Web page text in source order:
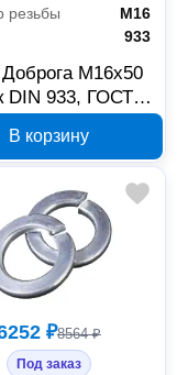
резьбы
М16
933
М16x50
DIN 933, ГОСТ
00033657
В корзину
₽8564 ₽
Под заказ